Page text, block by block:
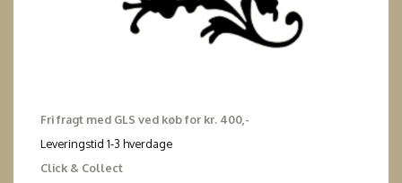
Fri fragt med GLS ved køb for kr. 400,-
Leveringstid 1-3 hverdage
Click & Collect